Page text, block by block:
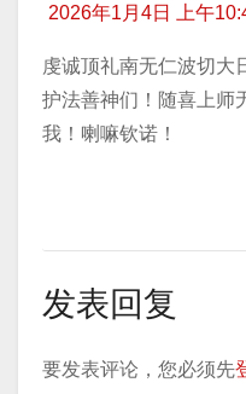
2026年1月4日 上午
虔诚顶礼南无仁波切大
护法善神们！随喜上师
我！喇嘛钦诺！
发表回复
要发表评论，您必须先